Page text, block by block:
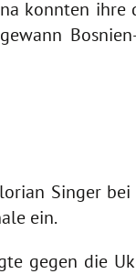
konnten ihre
Singer
ein.
gegen die